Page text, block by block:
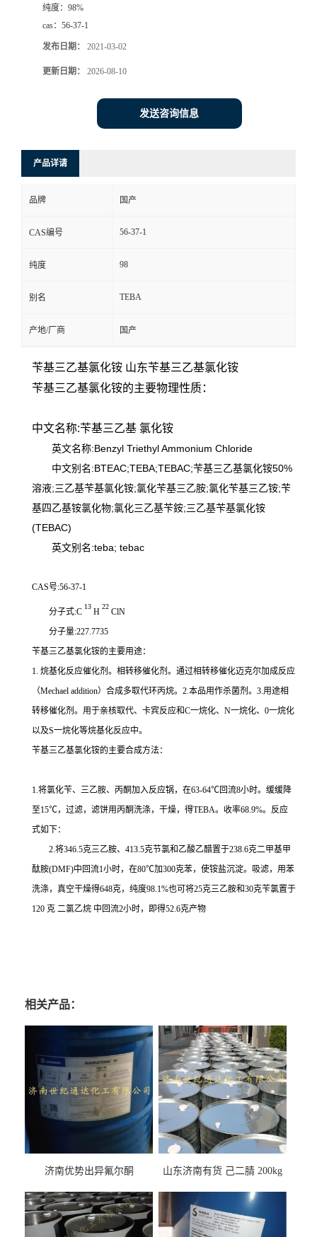
纯度： 98%
cas： 56-37-1
发布日期： 2021-03-02
更新日期： 2026-08-10
发送咨询信息
产品详请
品牌 国产
CAS编号 56-37-1
纯度 98
别名 TEBA
产地/厂商 国产
苄基三乙基氯化铵 山东苄基三乙基氯化铵
苄基三乙基氯化铵的主要物理性质：
中文名称:苄基三乙基 氯化铵
英文名称:Benzyl Triethyl Ammonium Chloride
中文别名:BTEAC;TEBA;TEBAC;苄基三乙基氯化铵50%
溶液;三乙基苄基氯化铵;氯化苄基三乙胺;氯化苄基三乙铵;苄
基四乙基铵氯化物;氯化三乙基苄銨;三乙基苄基氯化铵
(TEBAC)
英文别名:teba; tebac
CAS号:56-37-1
分子式:C
13
H
22
ClN
分子量:227.7735
苄基三乙基氯化铵的主要用途：
1. 烷基化反应催化剂。相转移催化剂。通过相转移催化迈克尔加成反应
（Mechael addition）合成多取代环丙烷。2.本品用作杀菌剂。3.用途相
转移催化剂。用于亲核取代、卡宾反应和C一烷化、N一烷化、0一烷化
以及S一烷化等烷基化反应中。
苄基三乙基氯化铵的主要合成方法：
1.将氯化苄、三乙胺、丙酮加入反应锅，在63-64℃回流8小时。缓缓降
至15℃，过滤，滤饼用丙酮洗涤，干燥，得TEBA。收率68.9%。反应
式如下：
2.将346.5克三乙胺、413.5克节氯和乙酸乙醋置于238.6克二甲基甲
酞胺(DMF)中回流1小时，在80℃加300克苯，使铵盐沉淀。吸滤，用苯
洗涤，真空干燥得648克，纯度98.1%也可将25克三乙胺和30克苄氯置于
120 克 二氯乙烷 中回流2小时，即得52.6克产物
相关产品：
济南优势出异氟尔酮
山东济南有货 己二腈 200kg